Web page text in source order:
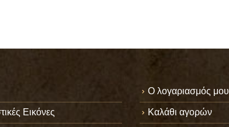
Εικόνες
Ο λογαριασμός μου
Καλάθι αγορών